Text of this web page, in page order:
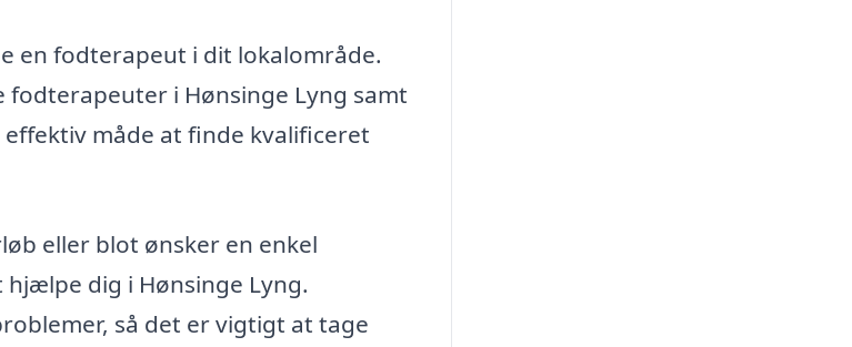
en fodterapeut i dit lokalområde.
i Hønsinge Lyng samt
måde at finde kvalificeret
eller blot ønsker en enkel
dig i Hønsinge Lyng.
så det er vigtigt at tage